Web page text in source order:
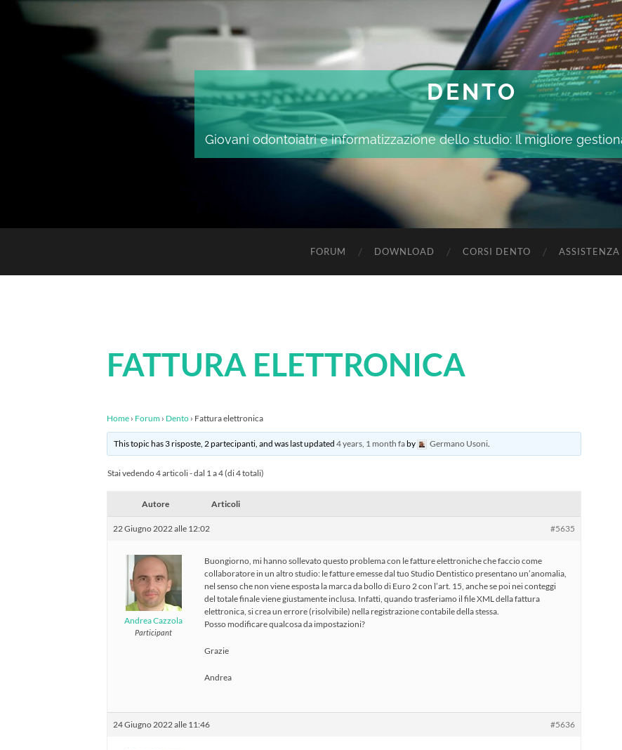
DENTO
Giovani odontoiatri e informatizzazione dello studio: Il migliore
FORUM DOWNLOAD CORSI DENTO ASSISTENZA
FATTURA ELETTRONICA
Home › Forum › Dento › Fattura elettronica
This topic has 3 risposte, 2 partecipanti, and was last updated4 years, 1 month faby Germano Usoni
Stai vedendo 4 articoli - dal 1 a 4 (di 4 totali)
Autore Articoli
22 Giugno 2022 alle 12:02 #5635
Andrea Cazzola
Participant
Buongiorno, mi hanno sollevato questo problema con le fatture elettroniche che faccio come
collaboratore in un altro studio: le fatture emesse dal tuo Studio Dentistico presentano un’anomalia,
nel senso che non viene esposta la marca da bollo di Euro 2 con l’art. 15, anche se poi nei conteggi
del totale finale viene giustamente inclusa. Infatti, quando trasferiamo il file XML della fattura
elettronica, si crea un errore (risolvibile) nella registrazione contabile della stessa.
Posso modificare qualcosa da impostazioni?
Grazie
Andrea
24 Giugno 2022 alle 11:46 #5636